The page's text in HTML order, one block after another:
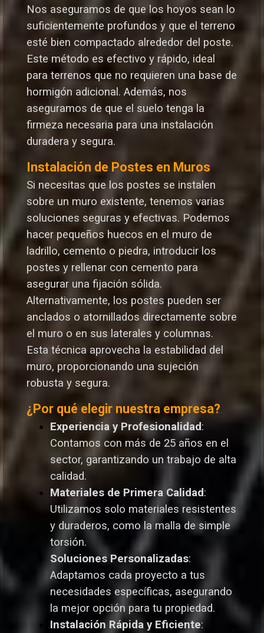
Nos aseguramos de que los hoyos sean lo
suficientemente profundos y que el terreno
esté bien compactado alrededor del poste.
Este método es efectivo y rápido, ideal
para terrenos que no requieren una base de
hormigón adicional. Además, nos
aseguramos de que el suelo tenga la
firmeza necesaria para una instalación
duradera y segura.
Instalación de Postes en Muros
Si necesitas que los postes se instalen
sobre un muro existente, tenemos varias
soluciones seguras y efectivas. Podemos
hacer pequeños huecos en el muro de
ladrillo, cemento o piedra, introducir los
postes y rellenar con cemento para
asegurar una fijación sólida.
Alternativamente, los postes pueden ser
anclados o atornillados directamente sobre
el muro o en sus laterales y columnas.
Esta técnica aprovecha la estabilidad del
muro, proporcionando una sujeción
robusta y segura.
¿Por qué elegir nuestra empresa?
Experiencia y Profesionalidad:
Contamos con más de 25 años en el
sector, garantizando un trabajo de alta
calidad.
Materiales de Primera Calidad:
Utilizamos solo materiales resistentes
y duraderos, como la malla de simple
torsión.
Soluciones Personalizadas:
Adaptamos cada proyecto a tus
necesidades específicas, asegurando
la mejor opción para tu propiedad.
Instalación Rápida y Eficiente: